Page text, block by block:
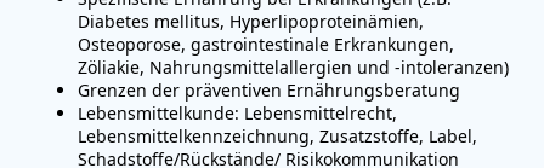
Diabetes mellitus, Hyperlipoproteinämien,
Osteoporose, gastrointestinale Erkrankungen,
Zöliakie, Nahrungsmittelallergien und -intoleranzen)
Grenzen der präventiven Ernährungsberatung
Lebensmittelkunde: Lebensmittelrecht,
Lebensmittelkennzeichnung, Zusatzstoffe, Label,
Schadstoffe/Rückstände/ Risikokommunikation